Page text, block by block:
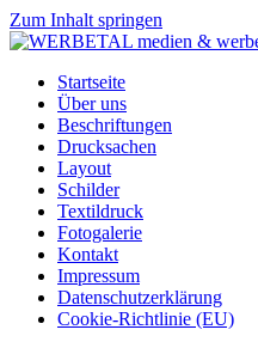
Zum Inhalt springen
Startseite
Über uns
Beschriftungen
Drucksachen
Layout
Schilder
Textildruck
Fotogalerie
Kontakt
Impressum
Datenschutzerklärung
Cookie-Richtlinie (EU)